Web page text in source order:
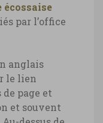
écossaise
par l’office
anglais
le lien
page et
et souvent